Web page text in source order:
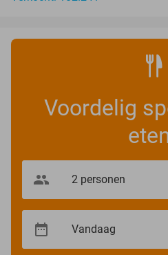
Voordelig